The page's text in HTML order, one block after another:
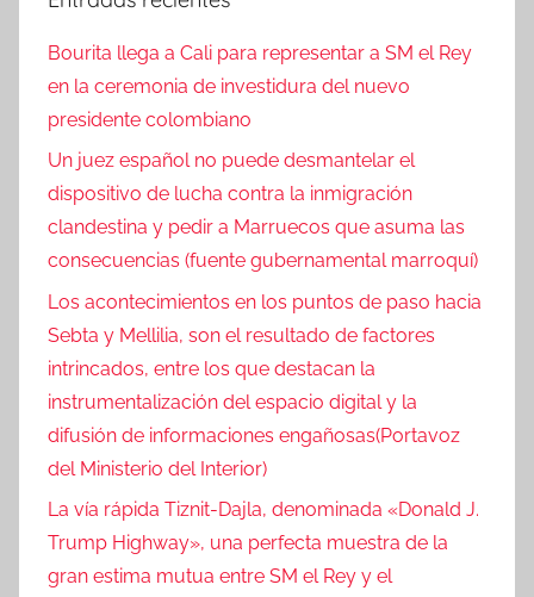
Bourita llega a Cali para representar a SM el Rey
en la ceremonia de investidura del nuevo
presidente colombiano
Un juez español no puede desmantelar el
dispositivo de lucha contra la inmigración
clandestina y pedir a Marruecos que asuma las
consecuencias (fuente gubernamental marroquí)
Los acontecimientos en los puntos de paso hacia
Sebta y Mellilia, son el resultado de factores
intrincados, entre los que destacan la
instrumentalización del espacio digital y la
difusión de informaciones engañosas(Portavoz
del Ministerio del Interior)
La vía rápida Tiznit-Dajla, denominada «Donald J.
Trump Highway», una perfecta muestra de la
gran estima mutua entre SM el Rey y el